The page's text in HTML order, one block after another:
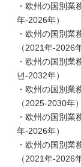
・欧州の国別業
年-2026年）
・欧州の国別業
（2021年-2026
・欧州の国別業
년-2032年）
・欧州の国別業
（2025-2030年）
・欧州の国別業
年-2026年）
・欧州の国別業
（2021年-2026